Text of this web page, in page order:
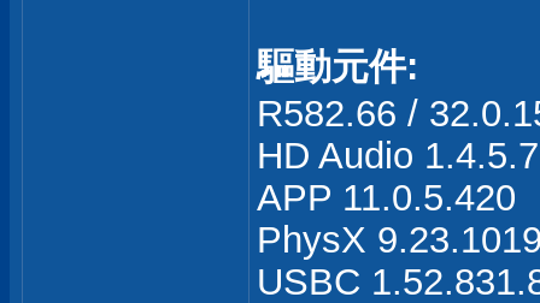
驅動元件:
R582.66 /
HD Audio 1.4.5.7
APP 11.0.5.420
PhysX
USBC